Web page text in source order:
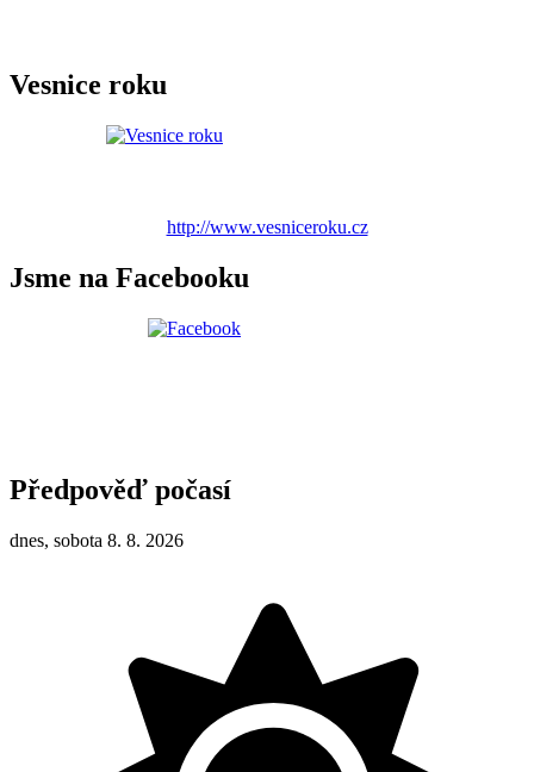
Vesnice roku
http://www.vesniceroku.cz
Jsme na Facebooku
Předpověď počasí
dnes, sobota 8. 8. 2026